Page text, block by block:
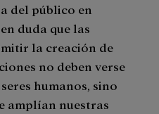
del público en
duda que las
la creación de
no deben verse
humanos, sino
amplían nuestras